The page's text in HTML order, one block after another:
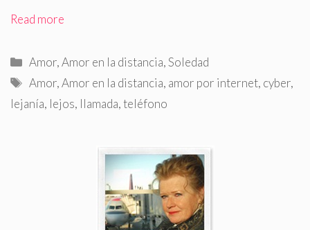
Read more
Categorías
Amor,Amor en la distancia,Soledad
Etiquetas
Amor,Amor en la distancia, amor por internet, cyber,
lejanía, lejos, llamada,teléfono